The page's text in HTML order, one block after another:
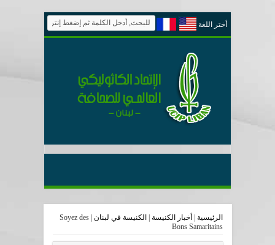
أختر اللغة
الرئيسية أخبار الكنيسة الكنيسة في لبنان |
Soyez des
Bons Samaritains